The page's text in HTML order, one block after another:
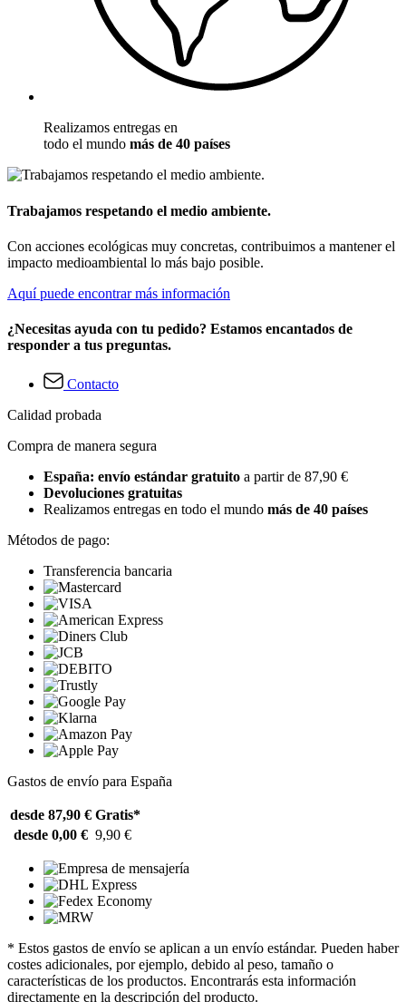
Realizamos entregas en
todo el mundo más de 40 países
Trabajamos respetando el medio ambiente.
Con acciones ecológicas muy concretas, contribuimos a mantener el
impacto medioambiental lo más bajo posible.
Aquí puede encontrar más información
¿Necesitas ayuda con tu pedido? Estamos encantados de
responder a tus preguntas.
Contacto
Calidad probada
Compra de manera segura
España: envío estándar gratuito a partir de 87,90 €
Devoluciones gratuitas
Realizamos entregas en todo el mundo más de 40 países
Métodos de pago:
Transferencia bancaria
Gastos de envío para España
desde 87,90 € Gratis*
desde 0,00 € 9,90 €
* Estos gastos de envío se aplican a un envío estándar. Pueden haber
costes adicionales, por ejemplo, debido al peso, tamaño o
características de los productos. Encontrarás esta información
directamente en la descripción del producto.